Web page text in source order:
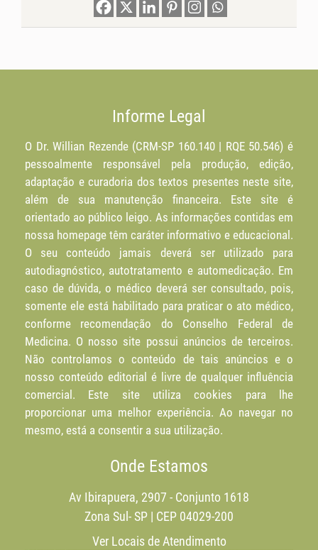
Informe Legal
O Dr. Willian Rezende (CRM-SP 160.140 | RQE 50.546) é
pessoalmente responsável pela produção, edição,
adaptação e curadoria dos textos presentes neste site,
além de sua manutenção financeira. Este site é
orientado ao público leigo. As informações contidas em
nossa homepage têm caráter informativo e educacional.
O seu conteúdo jamais deverá ser utilizado para
autodiagnóstico, autotratamento e automedicação. Em
caso de dúvida, o médico deverá ser consultado, pois,
somente ele está habilitado para praticar o ato médico,
conforme recomendação do Conselho Federal de
Medicina. O nosso site possui anúncios de terceiros.
Não controlamos o conteúdo de tais anúncios e o
nosso conteúdo editorial é livre de qualquer influência
comercial. Este site utiliza cookies para lhe
proporcionar uma melhor experiência. Ao navegar no
mesmo, está a consentir a sua utilização.
Onde Estamos
Av Ibirapuera, 2907 - Conjunto 1618
Zona Sul- SP | CEP 04029-200
Ver Locais de Atendimento